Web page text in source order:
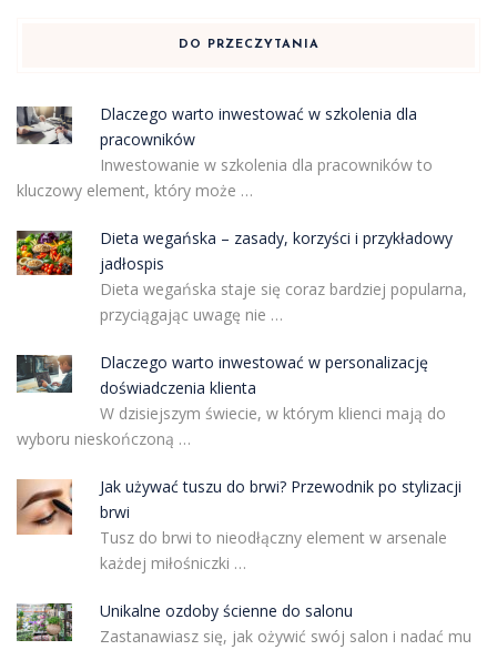
DO PRZECZYTANIA
Dlaczego warto inwestować w szkolenia dla
pracowników
Inwestowanie w szkolenia dla pracowników to
kluczowy element, który może …
Dieta wegańska – zasady, korzyści i przykładowy
jadłospis
Dieta wegańska staje się coraz bardziej popularna,
przyciągając uwagę nie …
Dlaczego warto inwestować w personalizację
doświadczenia klienta
W dzisiejszym świecie, w którym klienci mają do
wyboru nieskończoną …
Jak używać tuszu do brwi? Przewodnik po stylizacji
brwi
Tusz do brwi to nieodłączny element w arsenale
każdej miłośniczki …
Unikalne ozdoby ścienne do salonu
Zastanawiasz się, jak ożywić swój salon i nadać mu